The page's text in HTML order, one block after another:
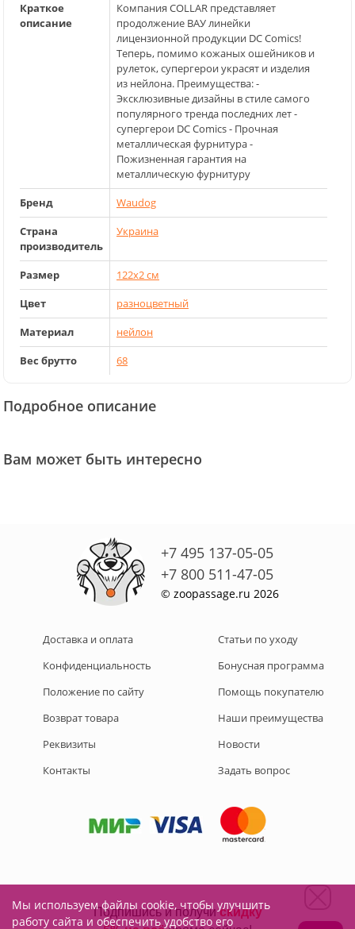
Краткое
описание
Компания COLLAR представляет
продолжение ВАУ линейки
лицензионной продукции DC Comics!
Теперь, помимо кожаных ошейников и
рулеток, супергерои украсят и изделия
из нейлона. Преимущества: -
Эксклюзивные дизайны в стиле самого
популярного тренда последних лет -
супергерои DC Comics - Прочная
металлическая фурнитура -
Пожизненная гарантия на
металлическую фурнитуру
Бренд
Waudog
Страна
производитель
Украина
Размер
122x2 см
Цвет
разноцветный
Материал
нейлон
Вес брутто
68
Подробное описание
Вам может быть интересно
+7 495 137-05-05
+7 800 511-47-05
© zoopassage.ru 2026
Доставка и оплата
Конфиденциальность
Положение по сайту
Возврат товара
Реквизиты
Контакты
Статьи по уходу
Бонусная программа
Помощь покупателю
Наши преимущества
Новости
Задать вопрос
Подписывайтесь на нас:
Мы используем файлы cookie, чтобы улучшить
работу сайта и обеспечить удобство его